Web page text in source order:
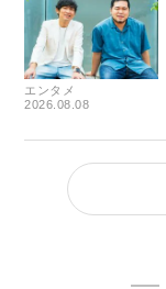
エンタメ
2026.08.08